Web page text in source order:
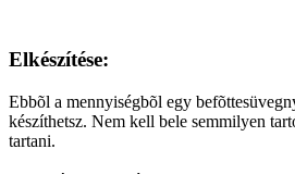
Elkészítése:
Ebbõl a mennyiségbõl egy
készíthetsz. Nem kell bele semmilyen
tartani.